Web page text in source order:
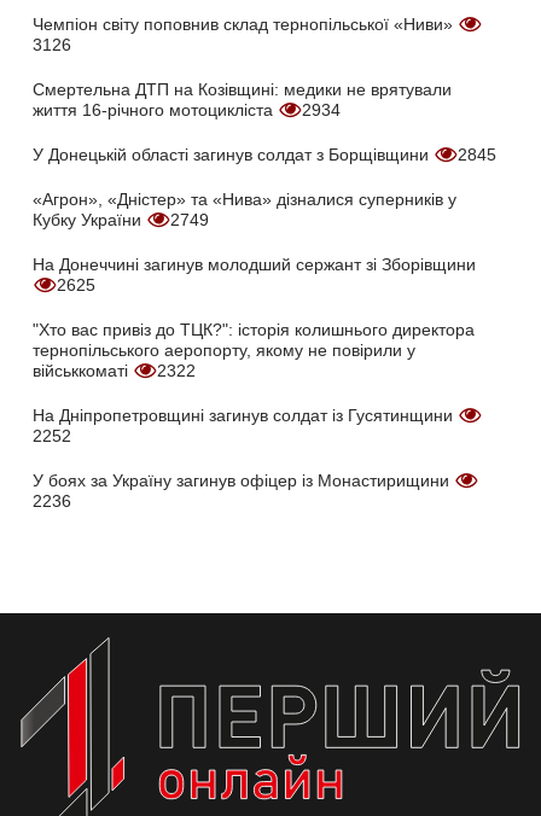
Чемпіон світу поповнив склад тернопільської «Ниви»
3126
Смертельна ДТП на Козівщині: медики не врятували
життя 16-річного мотоцикліста
2934
У Донецькій області загинув солдат з Борщівщини 2845
«Агрон», «Дністер» та «Нива» дізналися суперників у
Кубку України
2749
На Донеччині загинув молодший сержант зі Зборівщини
2625
"Хто вас привіз до ТЦК?": історія колишнього директора
тернопільського аеропорту, якому не повірили у
військкоматі
2322
На Дніпропетровщині загинув солдат із Гусятинщини
2252
У боях за Україну загинув офіцер із Монастирищини
2236